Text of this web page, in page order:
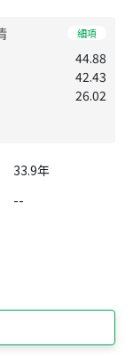
細項
44.88
42.43
26.02
33.9年
--